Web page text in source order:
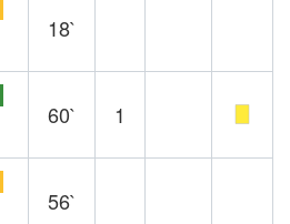
18`
60` 1
56`